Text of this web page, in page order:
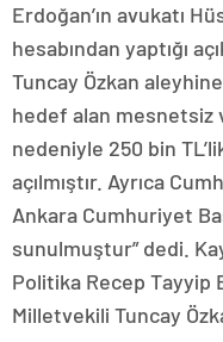
Erdoğan’ın avukatı
hesabından yaptığı
Tuncay Özkan
hedef alan mesnetsiz
nedeniyle 250 bin
açılmıştır. Ayrıca
Ankara Cumhuriyet
sunulmuştur” dedi.
Politika Recep Tayyip
Milletvekili Tuncay